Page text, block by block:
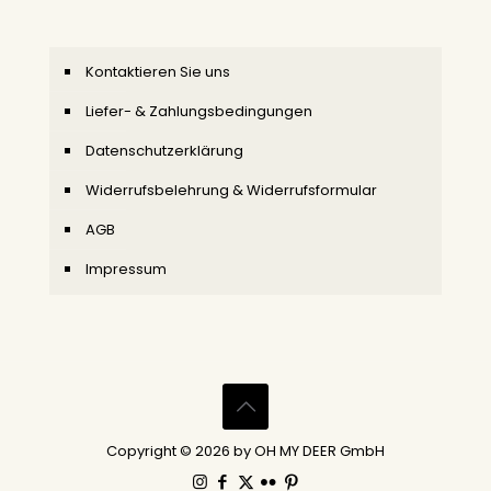
Kontaktieren Sie uns
Liefer- & Zahlungsbedingungen
Datenschutzerklärung
Widerrufsbelehrung & Widerrufsformular
AGB
Impressum
Copyright © 2026 by OH MY DEER GmbH